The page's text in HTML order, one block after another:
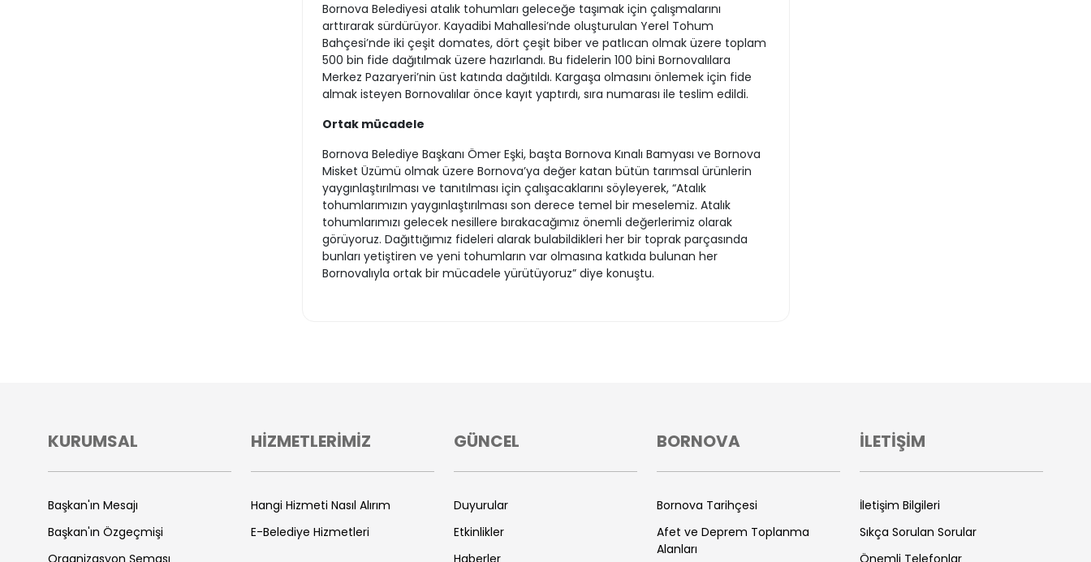
Bornova Belediyesi atalık tohumları geleceğe taşımak için çalışmalarını
arttırarak sürdürüyor. Kayadibi Mahallesi’nde oluşturulan Yerel Tohum
Bahçesi’nde iki çeşit domates, dört çeşit biber ve patlıcan olmak üzere toplam
500 bin fide dağıtılmak üzere hazırlandı. Bu fidelerin 100 bini Bornovalılara
Merkez Pazaryeri’nin üst katında dağıtıldı. Kargaşa olmasını önlemek için fide
almak isteyen Bornovalılar önce kayıt yaptırdı, sıra numarası ile teslim edildi.
Ortak mücadele
Bornova Belediye Başkanı Ömer Eşki, başta Bornova Kınalı Bamyası ve Bornova
Misket Üzümü olmak üzere Bornova’ya değer katan bütün tarımsal ürünlerin
yaygınlaştırılması ve tanıtılması için çalışacaklarını söyleyerek, “Atalık
tohumlarımızın yaygınlaştırılması son derece temel bir meselemiz. Atalık
tohumlarımızı gelecek nesillere bırakacağımız önemli değerlerimiz olarak
görüyoruz. Dağıttığımız fideleri alarak bulabildikleri her bir toprak parçasında
bunları yetiştiren ve yeni tohumların var olmasına katkıda bulunan her
Bornovalıyla ortak bir mücadele yürütüyoruz” diye konuştu.
KURUMSAL
Başkan'ın Mesajı
Başkan'ın Özgeçmişi
Organizasyon Şeması
HİZMETLERİMİZ
Hangi Hizmeti Nasıl Alırım
E-Belediye Hizmetleri
GÜNCEL
Duyurular
Etkinlikler
Haberler
BORNOVA
Bornova Tarihçesi
Afet ve Deprem Toplanma
Alanları
İLETİŞİM
İletişim Bilgileri
Sıkça Sorulan Sorular
Önemli Telefonlar